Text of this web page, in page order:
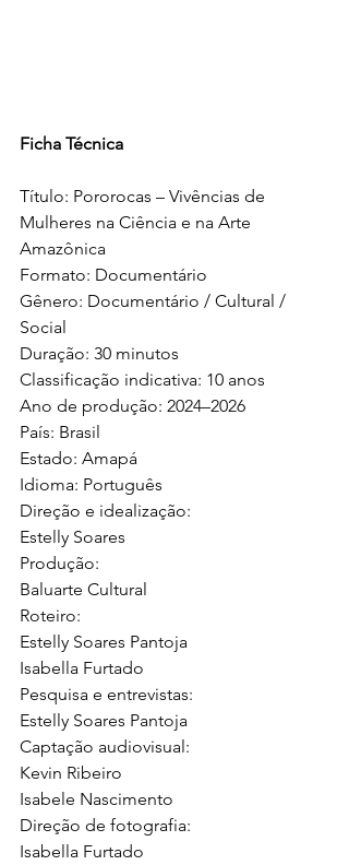
Ficha Técnica
Título: Pororocas – Vivências de
Mulheres na Ciência e na Arte
Amazônica
Formato: Documentário
Gênero: Documentário / Cultural /
Social
Duração: 30 minutos
Classificação indicativa: 10 anos
Ano de produção: 2024–2026
País: Brasil
Estado: Amapá
Idioma: Português
Direção e idealização:
Estelly Soares
Produção:
Baluarte Cultural
Roteiro:
Estelly Soares Pantoja
Isabella Furtado
Pesquisa e entrevistas:
Estelly Soares Pantoja
Captação audiovisual:
Kevin Ribeiro
Isabele Nascimento
Direção de fotografia:
Isabella Furtado